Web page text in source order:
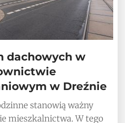
dachowych w
w Dreźnie
stanowią ważny
mieszkalnictwa. W tego